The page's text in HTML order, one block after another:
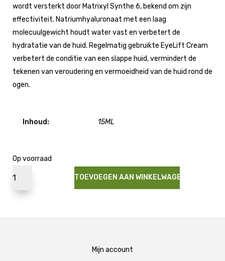
wordt versterkt door Matrixyl Synthe 6, bekend om zijn
effectiviteit. Natriumhyaluronaat met een laag
molecuulgewicht houdt water vast en verbetert de
hydratatie van de huid. Regelmatig gebruikte EyeLift Cream
verbetert de conditie van een slappe huid, vermindert de
tekenen van veroudering en vermoeidheid van de huid rond de
ogen.
Inhoud: 15ML
Op voorraad
TOEVOEGEN AAN WINKELWAGEN
Mijn account